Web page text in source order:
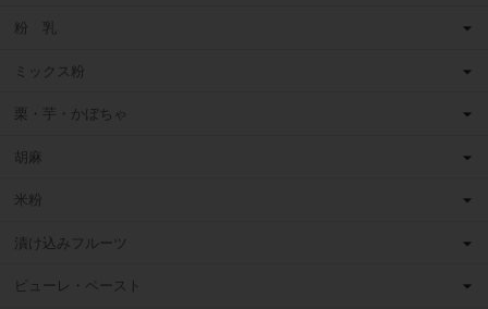
粉 乳
ミックス粉
栗・芋・かぼちゃ
胡麻
米粉
漬け込みフルーツ
ピューレ・ペースト